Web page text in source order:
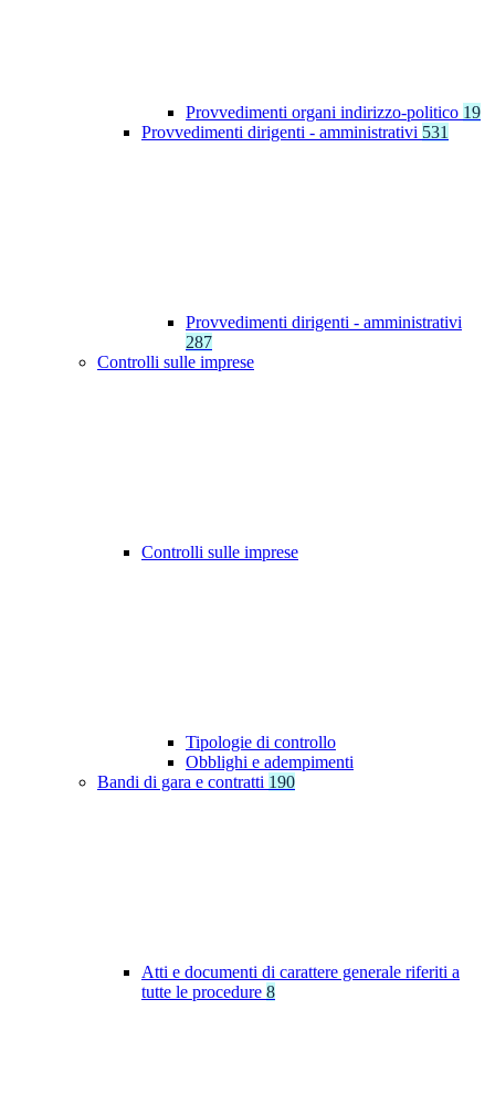
Provvedimenti organi indirizzo-politico 19
Provvedimenti dirigenti - amministrativi 531
Provvedimenti dirigenti - amministrativi
287
Controlli sulle imprese
Controlli sulle imprese
Tipologie di controllo
Obblighi e adempimenti
Bandi di gara e contratti 190
Atti e documenti di carattere generale riferiti a
tutte le procedure 8